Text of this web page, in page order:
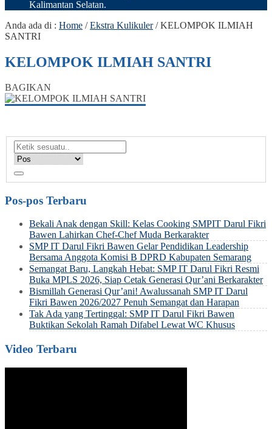
Kalimantan Selatan.
Anda ada di : Home /Ekstra Kulikuler/KELOMPOK ILMIAH
SANTRI
KELOMPOK ILMIAH SANTRI
BAGIKAN
Pos-pos Terbaru
Bekali Anak dengan Skill: Kelas Cooking SMPIT Darul Fikri
Bawen Lahirkan Chef-Chef Muda Berkarakter
SMP IT Darul Fikri Bawen Gelar Pendidikan Leadership
Bersama Anggota Komisi B DPRD Kabupaten Semarang
Semangat Baru, Langkah Hebat: SMP IT Darul Fikri Resmi
Buka MPLS 2026, Siap Cetak Generasi Qur’ani Berkarakter
Bismillah Generasi Qur’ani! Awalussanah SMP IT Darul
Fikri Bawen 2026/2027 Penuh Semangat dan Harapan
Tak Ada yang Tertinggal: SMP IT Darul Fikri Bawen
Buktikan Sekolah Ramah Difabel Lewat WC Khusus
Video Terbaru